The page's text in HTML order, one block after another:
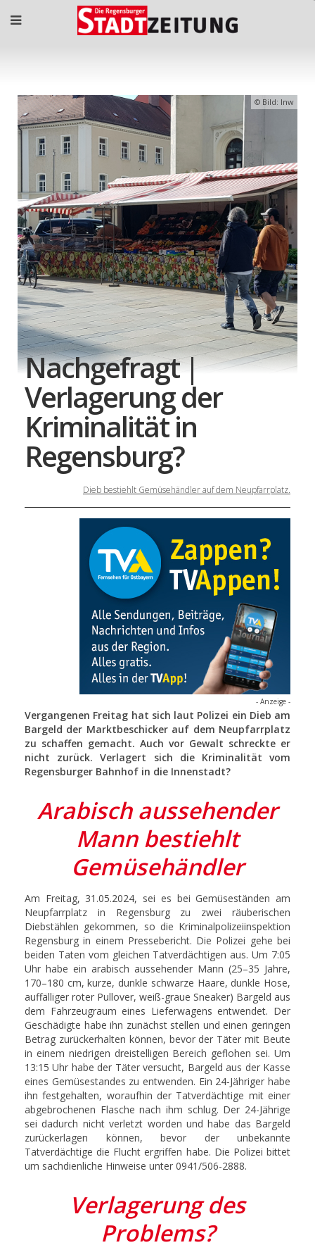
Bild: lnw
Nachgefragt |
Verlagerung der
Kriminalität in
Regensburg?
Dieb bestiehlt Gemüsehändler auf dem Neupfarrplatz.
- Anzeige -
Vergangenen Freitag hat sich laut Polizei ein Dieb am
Bargeld der Marktbeschicker auf dem Neupfarrplatz
zu schaffen gemacht. Auch vor Gewalt schreckte er
nicht zurück. Verlagert sich die Kriminalität vom
Regensburger Bahnhof in die Innenstadt?
Arabisch aussehender
Mann bestiehlt
Gemüsehändler
Am Freitag, 31.05.2024, sei es bei Gemüseständen am
Neupfarrplatz in Regensburg zu zwei räuberischen
Diebstählen gekommen, so die Kriminalpolizeiinspektion
Regensburg in einem Pressebericht. Die Polizei gehe bei
beiden Taten vom gleichen Tatverdächtigen aus. Um 7:05
Uhr habe ein arabisch aussehender Mann (25–35 Jahre,
170–180 cm, kurze, dunkle schwarze Haare, dunkle Hose,
auffälliger roter Pullover, weiß-graue Sneaker) Bargeld aus
dem Fahrzeugraum eines Lieferwagens entwendet. Der
Geschädigte habe ihn zunächst stellen und einen geringen
Betrag zurückerhalten können, bevor der Täter mit Beute
in einem niedrigen dreistelligen Bereich geflohen sei. Um
13:15 Uhr habe der Täter versucht, Bargeld aus der Kasse
eines Gemüsestandes zu entwenden. Ein 24-Jähriger habe
ihn festgehalten, woraufhin der Tatverdächtige mit einer
abgebrochenen Flasche nach ihm schlug. Der 24-Jährige
sei dadurch nicht verletzt worden und habe das Bargeld
zurückerlagen können, bevor der unbekannte
Tatverdächtige die Flucht ergriffen habe. Die Polizei bittet
um sachdienliche Hinweise unter 0941/506-2888.
Verlagerung des
Problems?